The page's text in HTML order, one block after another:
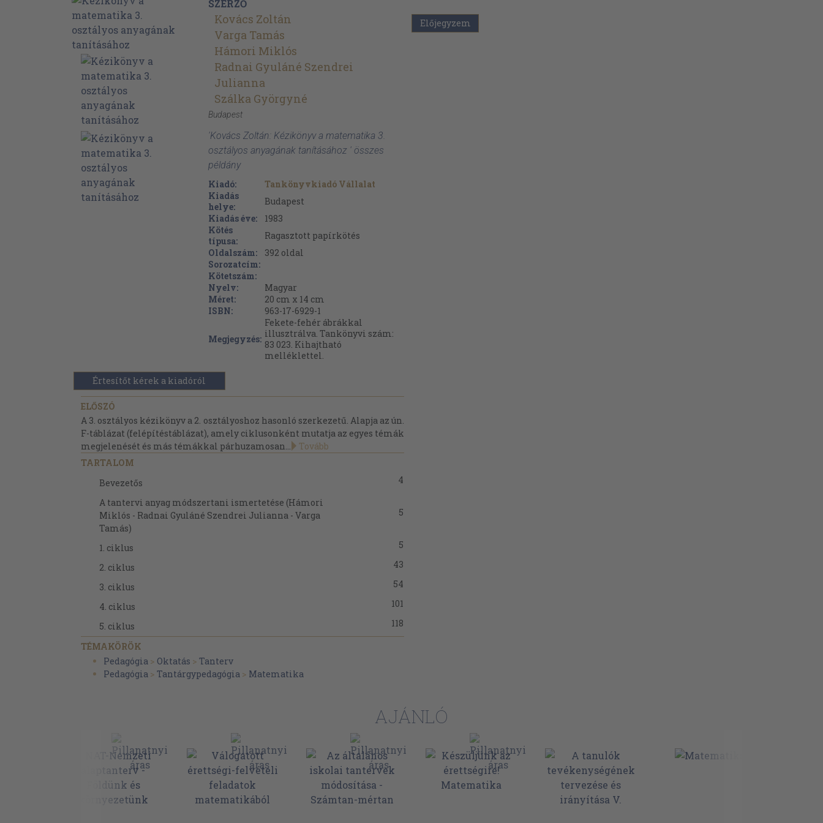
SZERZŐ
Kovács Zoltán
Varga Tamás
Hámori Miklós
Radnai Gyuláné Szendrei
Julianna
Szálka Györgyné
Budapest
'Kovács Zoltán: Kézikönyv a matematika 3.
osztályos anyagának tanításához ' összes
példány
Kiadó:
Tankönyvkiadó Vállalat
Kiadás
helye:
Budapest
Kiadás éve:
1983
Kötés
típusa:
Ragasztott papírkötés
Oldalszám:
392 oldal
Sorozatcím:
Kötetszám:
Nyelv:
Magyar
Méret:
20 cm x 14 cm
ISBN:
963-17-6929-1
Megjegyzés:
Fekete-fehér ábrákkal
illusztrálva. Tankönyvi szám:
83 023. Kihajtható
melléklettel.
Értesítőt kérek a kiadóról
ELŐSZÓ
A 3. osztályos kézikönyv a 2. osztályoshoz hasonló szerkezetű. Alapja az ún.
F-táblázat (felépítéstáblázat), amely ciklusonként mutatja az egyes témák
megjelenését és más témákkal párhuzamosan...
Tovább
TARTALOM
Bevezetős
4
A tantervi anyag módszertani ismertetése (Hámori
Miklós - Radnai Gyuláné Szendrei Julianna - Varga
Tamás)
5
1. ciklus
5
2. ciklus
43
3. ciklus
54
4. ciklus
101
5. ciklus
118
6. ciklus
7. ciklus
158
12. ciklus
13. ciklus
14. ciklus
15. ciklus
184
TÉMAKÖRÖK
Pedagógia > Oktatás > Tanterv
Pedagógia > Tantárgypedagógia > Matematika
Előjegyzem
AJÁNLÓ